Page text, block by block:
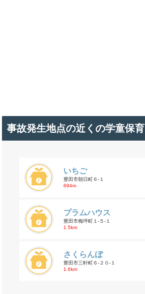
事故発生地点の近くの学童保育
いちご
豊田市朝日町６-１
694m
プラムハウス
豊田市梅坪町１-５-１
1.5km
さくらんぼ
豊田市三軒町６-２０-１
1.6km